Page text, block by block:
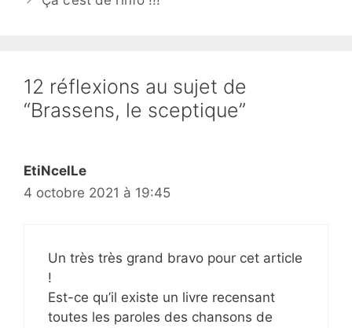
12 réflexions au sujet de
“Brassens, le sceptique”
EtiNcelLe
4 octobre 2021 à 19:45
Un très très grand bravo pour cet article
!
Est-ce qu’il existe un livre recensant
toutes les paroles des chansons de